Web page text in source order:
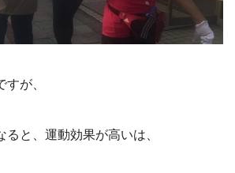
が、
と、運動効果が高いは、